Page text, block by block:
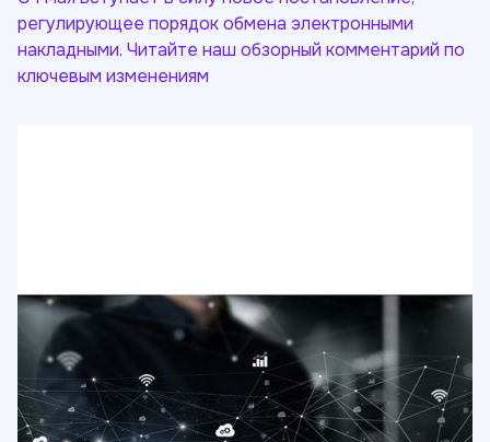
регулирующее порядок обмена электронными
накладными. Читайте наш обзорный комментарий по
ключевым изменениям